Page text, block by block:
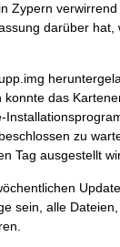
Zypern
darüber hat,
das
zu
Tag ausgestellt
sein, alle